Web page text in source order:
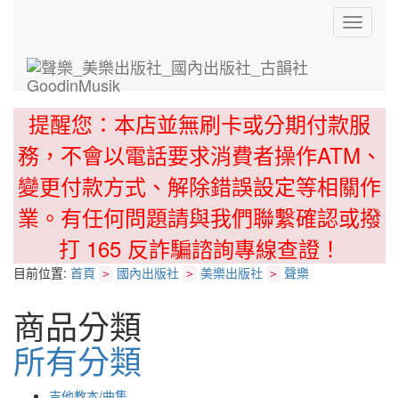
Toggle
提醒您：本店並無刷卡或分期付款服
務，不會以電話要求消費者操作ATM、
變更付款方式、解除錯誤設定等相關作
業。有任何問題請與我們聯繫確認或撥
打 165 反詐騙諮詢專線查證！
目前位置: 首頁 > 國內出版社 > 美樂出版社 > 聲樂
商品分類
所有分類